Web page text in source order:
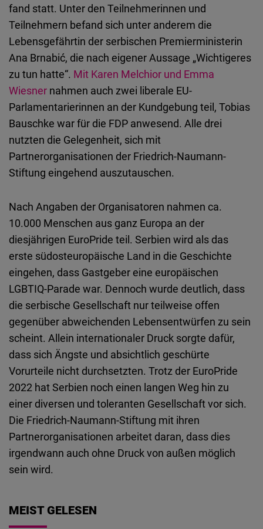
fand statt. Unter den Teilnehmerinnen und
Teilnehmern befand sich unter anderem die
Lebensgefährtin der serbischen Premierministerin
Ana Brnabić, die nach eigener Aussage „Wichtigeres
zu tun hatte“. Mit Karen Melchior und Emma
Wiesner nahmen auch zwei liberale EU-
Parlamentarierinnen an der Kundgebung teil, Tobias
Bauschke war für die FDP anwesend. Alle drei
nutzten die Gelegenheit, sich mit
Partnerorganisationen der Friedrich-Naumann-
Stiftung eingehend auszutauschen.
Nach Angaben der Organisatoren nahmen ca.
10.000 Menschen aus ganz Europa an der
diesjährigen EuroPride teil. Serbien wird als das
erste südosteuropäische Land in die Geschichte
eingehen, dass Gastgeber eine europäischen
LGBTIQ-Parade war. Dennoch wurde deutlich, dass
die serbische Gesellschaft nur teilweise offen
gegenüber abweichenden Lebensentwürfen zu sein
scheint. Allein internationaler Druck sorgte dafür,
dass sich Ängste und absichtlich geschürte
Vorurteile nicht durchsetzten. Trotz der EuroPride
2022 hat Serbien noch einen langen Weg hin zu
einer diversen und toleranten Gesellschaft vor sich.
Die Friedrich-Naumann-Stiftung mit ihren
Partnerorganisationen arbeitet daran, dass dies
irgendwann auch ohne Druck von außen möglich
sein wird.
MEIST GELESEN